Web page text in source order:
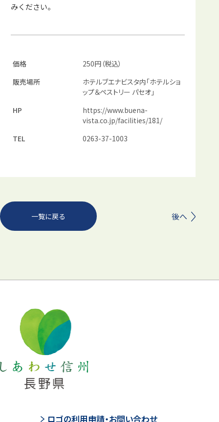
みください。
価格
250円（税込）
販売場所
ホテルブエナビスタ内「ホテルショ
ップ＆ペストリー パセオ」
HP
https://www.buena-
vista.co.jp/facilities/181/
TEL
0263-37-1003
一覧に戻る 後へ
ロゴの利用申請・お問い合わせ